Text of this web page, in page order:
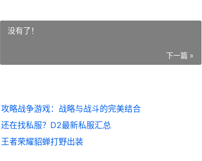
没有了！
下一篇 »
攻略战争游戏：战略与战斗的完美结合
还在找私服？D2最新私服汇总
王者荣耀貂蝉打野出装